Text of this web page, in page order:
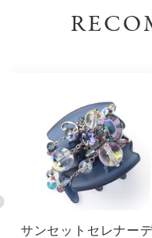
サンセットセレナー